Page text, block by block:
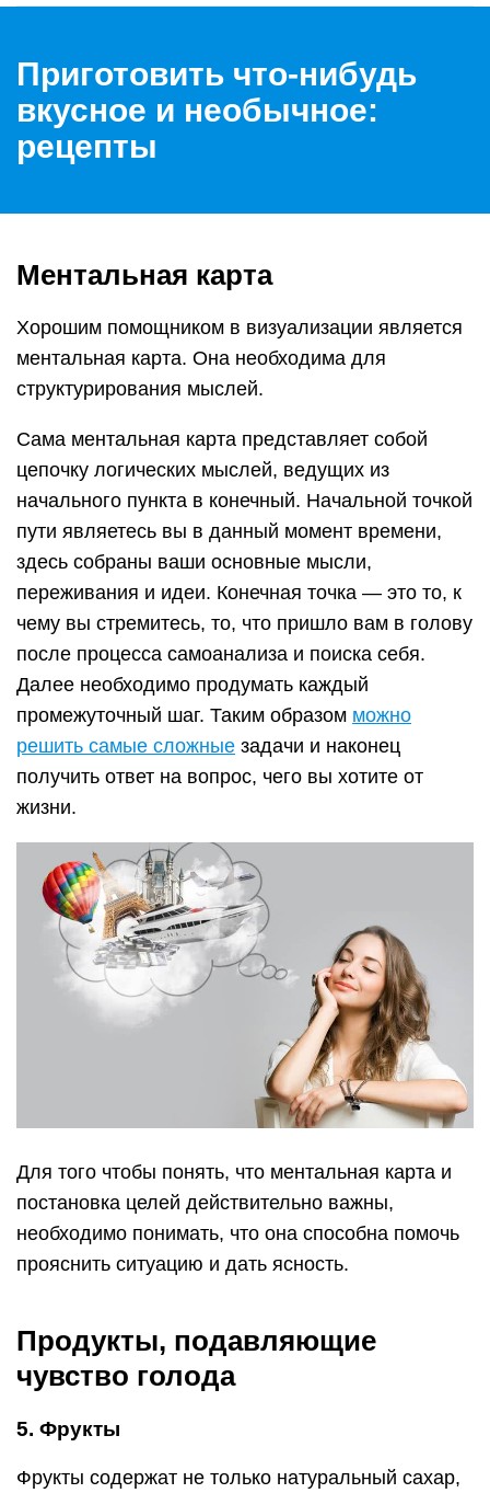
Приготовить что-нибудь
вкусное и необычное:
рецепты
Ментальная карта
Хорошим помощником в визуализации является
ментальная карта. Она необходима для
структурирования мыслей.
Сама ментальная карта представляет собой
цепочку логических мыслей, ведущих из
начального пункта в конечный. Начальной точкой
пути являетесь вы в данный момент времени,
здесь собраны ваши основные мысли,
переживания и идеи. Конечная точка — это то, к
чему вы стремитесь, то, что пришло вам в голову
после процесса самоанализа и поиска себя.
Далее необходимо продумать каждый
промежуточный шаг. Таким образом можно
решить самые сложные задачи и наконец
получить ответ на вопрос, чего вы хотите от
жизни.
Для того чтобы понять, что ментальная карта и
постановка целей действительно важны,
необходимо понимать, что она способна помочь
прояснить ситуацию и дать ясность.
Продукты, подавляющие
чувство голода
5. Фрукты
Фрукты содержат не только натуральный сахар,